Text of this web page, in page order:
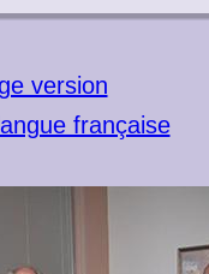
version
française